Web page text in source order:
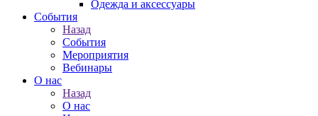
Одежда и аксессуары
События
Назад
События
Мероприятия
Вебинары
О нас
Назад
О нас